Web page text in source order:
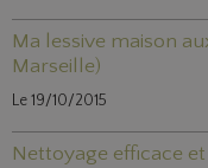
Ma lessive maison
Marseille)
Le 19/10/2015
Nettoyage efficace